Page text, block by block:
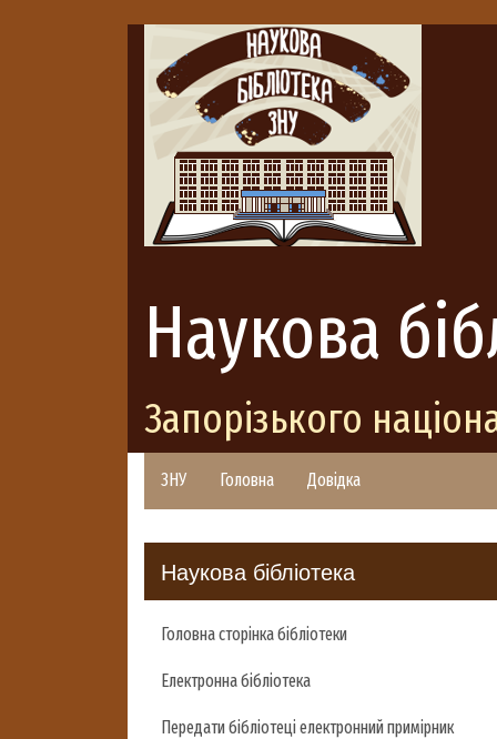
Наукова
Запорізького
ЗНУ Головна Довідка
Наукова бібліотека
Головна сторінка бібліотеки
Електронна бібліотека
Передати бібліотеці електронний примірник